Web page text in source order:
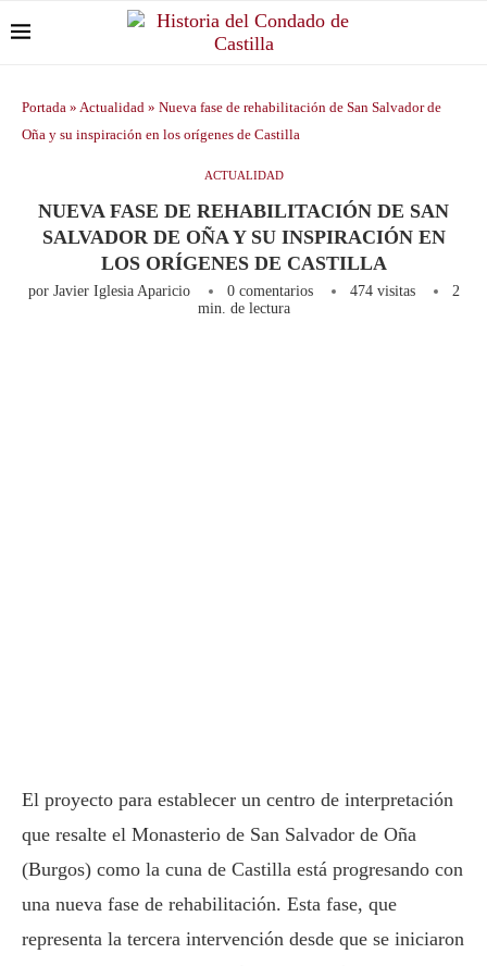
Portada » Actualidad » Nueva fase de rehabilitación de San Salvador de
Oña y su inspiración en los orígenes de Castilla
ACTUALIDAD
NUEVA FASE DE REHABILITACIÓN DE SAN
SALVADOR DE OÑA Y SU INSPIRACIÓN EN
LOS ORÍGENES DE CASTILLA
por Javier Iglesia Aparicio 0 comentarios 474visitas
2
min. de lectura
El proyecto para establecer un centro de interpretación
que resalte el Monasterio de San Salvador de Oña
(Burgos) como la cuna de Castilla está progresando con
una nueva fase de rehabilitación. Esta fase, que
representa la tercera intervención desde que se iniciaron